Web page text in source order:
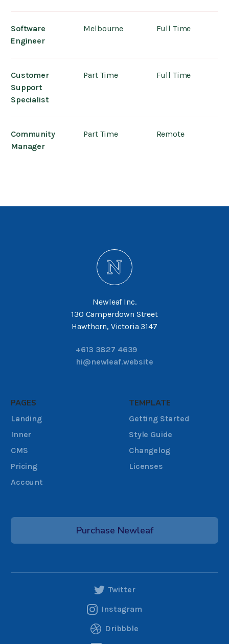
Software
Engineer
Melbourne Full Time
Customer
Support
Specialist
Part Time Full Time
Community
Manager
Part Time Remote
Newleaf Inc.
130 Camperdown Street
Hawthorn, Victoria 3147
+613 3827 4639
hi@newleaf.website
PAGES
Landing
Inner
CMS
Pricing
Account
TEMPLATE
Getting Started
Style Guide
Changelog
Licenses
Purchase Newleaf
Twitter
Instagram
Dribbble